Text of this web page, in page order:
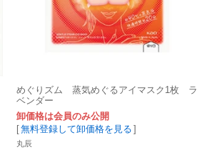
めぐりズム 蒸気めぐるアイマスク1枚 ラ
ベンダー
卸価格は会員のみ公開
[無料登録して卸価格を見る ]
丸辰